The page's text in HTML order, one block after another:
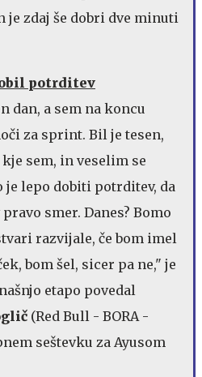
je zdaj še dobri dve minuti
potrditev
dan, a sem na koncu
za sprint. Bil je tesen,
sem, in veselim se
je lepo dobiti potrditev, da
smer. Danes? Bomo
razvijale, če bom imel
bom šel, sicer pa ne," je
etapo povedal
(Red Bull - BORA -
seštevku za Ayusom